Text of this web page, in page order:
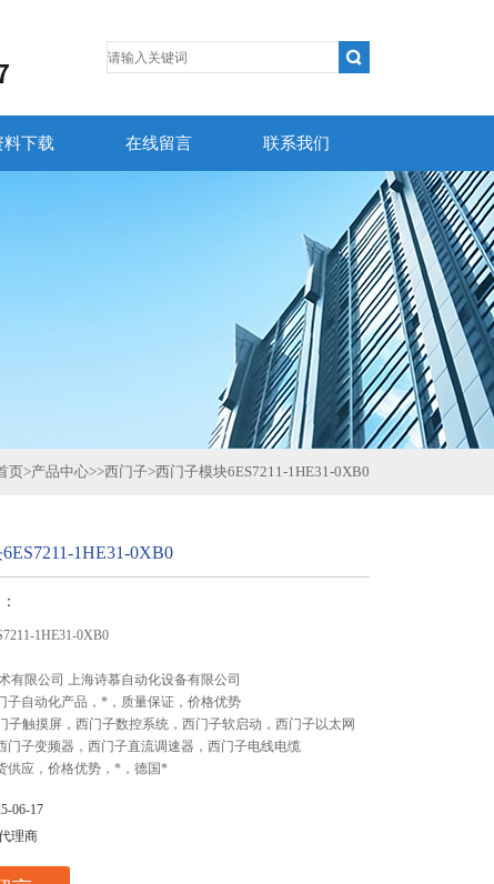
料下载 在线留言 联系我们
页>产品中心>>西门子>西门子模块6ES7211-1HE31-0XB0
1HE31-0XB0
1HE31-0XB0
有限公司 上海诗慕自动化设备有限公司
子自动化产品，*，质量保证，价格优势
子触摸屏，西门子数控系统，西门子软启动，西门子以太网
门子变频器，西门子直流调速器，西门子电线电缆
供应，价格优势，*，德国*
06-17
理商